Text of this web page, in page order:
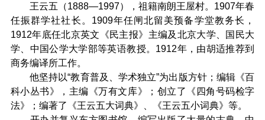
王云五（1888—1997），祖籍南朗王屋村。1907年春
任振群学社社长。1909年任闸北留美预备学堂教务长，
1912年底任北京英文《民主报》主编及北京大学、国民大
学、中国公学大学部等英语教授。1912年，由胡适推荐到
商务编译所工作。
他坚持以“教育普及、学术独立”为出版方针；编辑《百
科小丛书》，主编《万有文库》；创立了《四角号码检字
法》；编著了《王云五大词典》、《王云五小词典》等。